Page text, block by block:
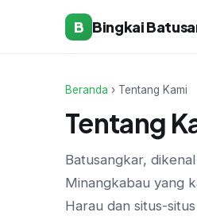
B Bingkai
Beranda › Tentang Kami
Tentang
Batusangkar,
Minangkabau yang
Harau dan situs-